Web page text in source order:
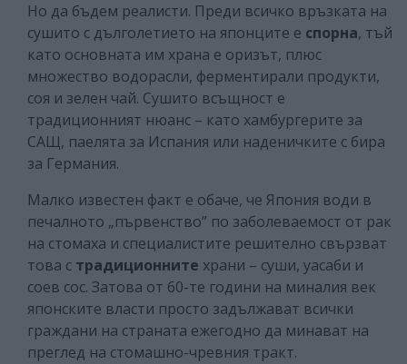
Но да бъдем реалисти. Преди всичко връзката на
сушито с дълголетието на японците е спорна, тъй
като основната им храна е оризът, плюс
множество водорасли, ферментирали продукти,
соя и зелен чай. Сушито всъщност е
традиционният нюанс – като хамбургерите за
САЩ, паелята за Испания или наденичките с бира
за Германия.
Малко известен факт е обаче, че Япония води в
печалното „първенство” по заболеваемост от рак
на стомаха и специалистите решително свързват
това с традиционните храни – суши, уасаби и
соев сос. Затова от 60-те години на миналия век
японските власти просто задължават всички
граждани на страната ежегодно да минават на
преглед на стомашно-чревния тракт.